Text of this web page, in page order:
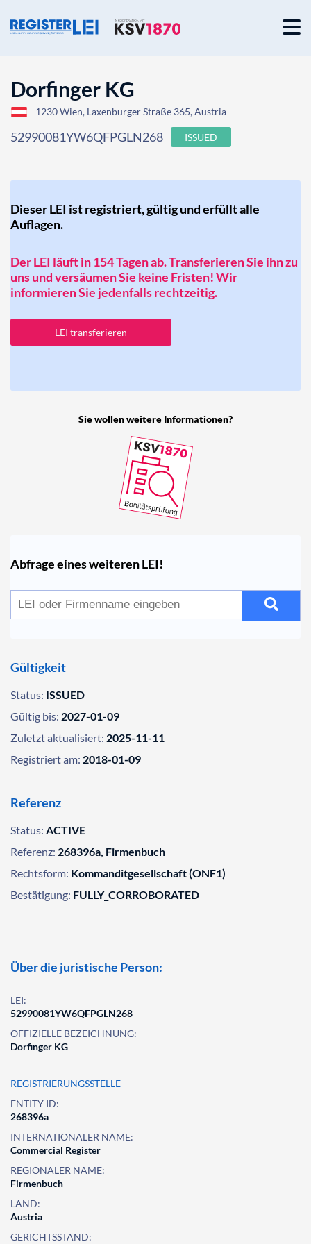
Dorfinger KG
1230 Wien, Laxenburger Straße 365, Austria
52990081YW6QFPGLN268 ISSUED
Dieser LEI ist registriert, gültig und erfüllt alle
Auflagen.
Der LEI läuft in 154 Tagen ab. Transferieren Sie ihn zu
uns und versäumen Sie keine Fristen! Wir
informieren Sie jedenfalls rechtzeitig.
LEI transferieren
Sie wollen weitere Informationen?
Abfrage eines weiteren LEI!
Gültigkeit
Status: ISSUED
Gültig bis: 2027-01-09
Zuletzt aktualisiert: 2025-11-11
Registriert am: 2018-01-09
Referenz
Status: ACTIVE
Referenz: 268396a, Firmenbuch
Rechtsform: Kommanditgesellschaft (ONF1)
Bestätigung: FULLY_CORROBORATED
Über die juristische Person:
LEI:
52990081YW6QFPGLN268
OFFIZIELLE BEZEICHNUNG:
Dorfinger KG
REGISTRIERUNGSSTELLE
ENTITY ID:
268396a
INTERNATIONALER NAME:
Commercial Register
REGIONALER NAME:
Firmenbuch
LAND:
Austria
GERICHTSSTAND: